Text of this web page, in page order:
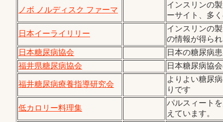
ノボ ノルディスク ファーマ
インスリンの
ーサイト、多
日本イーライリリー
インスリンの
の情報が得ら
日本糖尿病協会
日本の糖尿病
福井県糖尿病協会
日本糖尿病協
福井糖尿病療養指導研究会
よりよい糖尿
りです
低カロリー料理集
パルスィート
えています。